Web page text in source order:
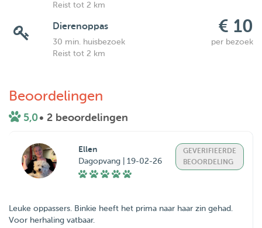
Reist tot 2 km
Dierenoppas € 10
30 min. huisbezoek
per bezoek
Reist tot 2 km
Beoordelingen
5,0• 2 beoordelingen
Ellen
Dagopvang | 19-02-26
GEVERIFIEERDE
BEOORDELING
Leuke oppassers. Binkie heeft het prima naar haar zin gehad.
Voor herhaling vatbaar.